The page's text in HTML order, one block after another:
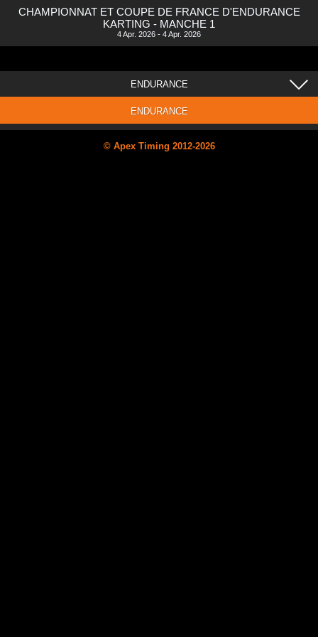
CHAMPIONNAT ET COUPE DE FRANCE D'ENDURANCE
KARTING - MANCHE 1
4 Apr. 2026 - 4 Apr. 2026
ENDURANCE
ENDURANCE
© Apex Timing 2012-2026